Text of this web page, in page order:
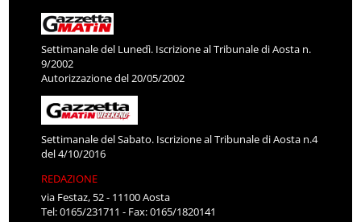
Settimanale del Lunedì. Iscrizione al Tribunale di Aosta n.
9/2002
Autorizzazione del 20/05/2002
Settimanale del Sabato. Iscrizione al Tribunale di Aosta n.4
del 4/10/2016
REDAZIONE
via Festaz, 52 - 11100 Aosta
Tel: 0165/231711 - Fax: 0165/1820141
Mail:segreteria@gazzettamatin.com